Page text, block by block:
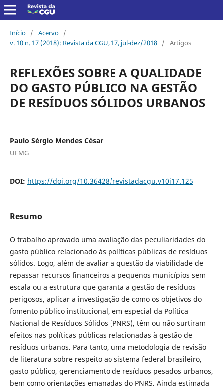
Início / Acervo /
v. 10 n. 17 (2018): Revista da CGU, 17, jul-dez/2018 / Artigos
REFLEXÕES SOBRE A QUALIDADE
DO GASTO PÚBLICO NA GESTÃO
DE RESÍDUOS SÓLIDOS URBANOS
Paulo Sérgio Mendes César
UFMG
DOI: https://doi.org/10.36428/revistadacgu.v10i17.125
Resumo
O trabalho aprovado uma avaliação das peculiaridades do
gasto público relacionado às políticas públicas de resíduos
sólidos. Logo, além de avaliar a questão da viabilidade de
repassar recursos financeiros a pequenos municípios sem
escala ou a estrutura que garanta a gestão de resíduos
perigosos, aplicar a investigação de como os objetivos do
fomento público institucional, em especial da Política
Nacional de Resíduos Sólidos (PNRS), têm ou não surtiram
efeitos nas políticas públicas relacionadas à gestão de
resíduos urbanos. Para tanto, uma metodologia de revisão
de literatura sobre respeito ao sistema federal brasileiro,
gasto público, gerenciamento de resíduos pesados urbanos,
bem como orientações emanadas do PNRS. Ainda estimada